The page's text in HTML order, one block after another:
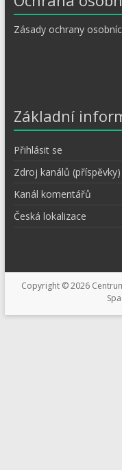
Zásady ochrany
Základní
Přihlásit se
Zdroj kanálů (příspěvky)
Kanál komentářů
Česká lokalizace
Copyright © 2026